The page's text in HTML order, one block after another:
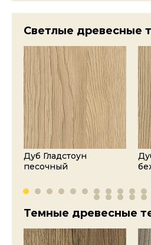
Светлые древесные
Дуб Гладстоун
песочный
Темные древесные